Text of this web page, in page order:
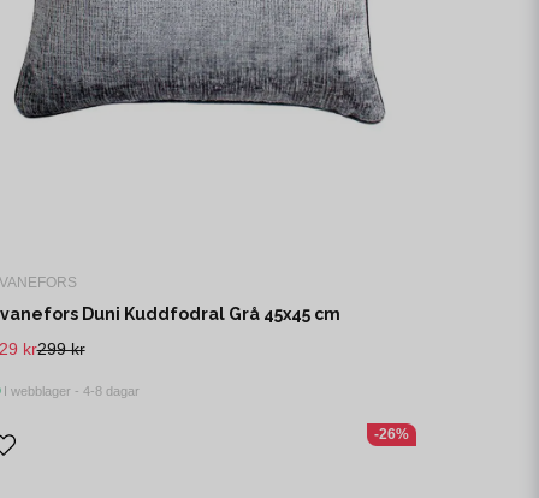
Duni Kuddfodral Grå 45x45 cm
299 kr
kr
I webblager - 4-8 dagar
-26%